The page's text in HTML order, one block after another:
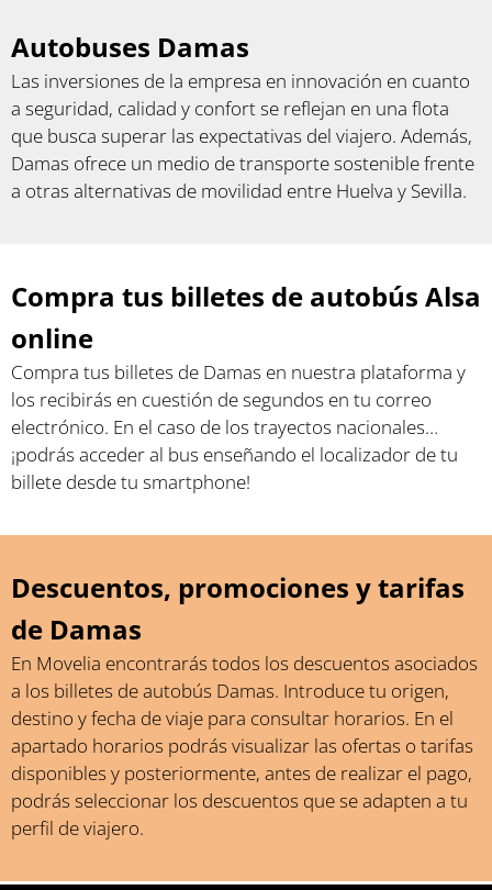
Autobuses Damas
Las inversiones de la empresa en innovación en cuanto
a seguridad, calidad y confort se reflejan en una flota
que busca superar las expectativas del viajero. Además,
Damas ofrece un medio de transporte sostenible frente
a otras alternativas de movilidad entre Huelva y Sevilla.
Compra tus billetes de autobús Alsa
online
Compra tus billetes de Damas en nuestra plataforma y
los recibirás en cuestión de segundos en tu correo
electrónico. En el caso de los trayectos nacionales…
¡podrás acceder al bus enseñando el localizador de tu
billete desde tu smartphone!
Descuentos, promociones y tarifas
de Damas
En Movelia encontrarás todos los descuentos asociados
a los billetes de autobús Damas. Introduce tu origen,
destino y fecha de viaje para consultar horarios. En el
apartado horarios podrás visualizar las ofertas o tarifas
disponibles y posteriormente, antes de realizar el pago,
podrás seleccionar los descuentos que se adapten a tu
perfil de viajero.